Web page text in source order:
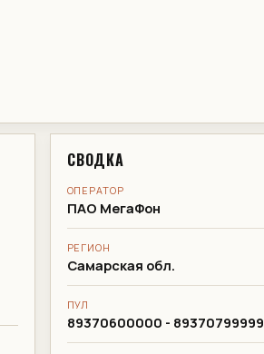
СВОДКА
ОПЕРАТОР
ПАО МегаФон
РЕГИОН
Самарская обл.
ПУЛ
89370600000 - 89370799999